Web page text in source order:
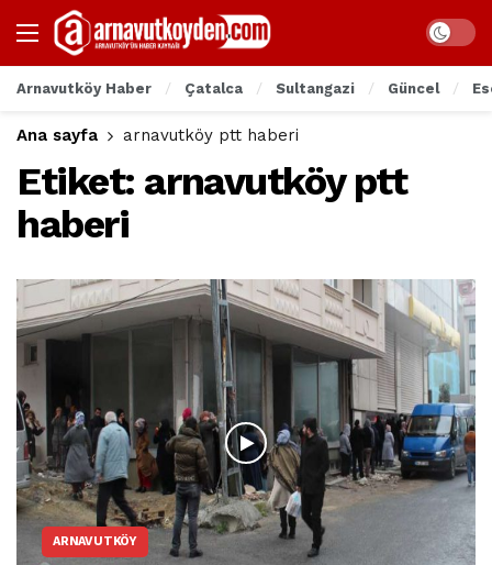
Arnavutköy Haber Çatalca Sultangazi Güncel
Ana sayfa arnavutköy ptt haberi
Etiket: arnavutköy ptt
haberi
ARNAVUTKÖY